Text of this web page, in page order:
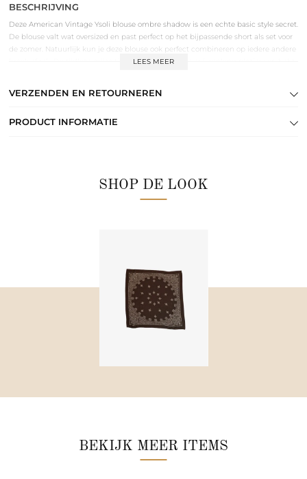
BESCHRIJVING
Deze American Vintage Ysoli blouse ombre shadow is een echte basic style secret.
De blouse valt wat oversized en past perfect op het bijpassende short als set voor
de zomer. Natuurlijk kun je deze blouse ook perfect combineren op iedere andere
broek of rok. De tijdloze grijze tint zorgt ervoor dat je er jarenlang plezier van hebt.
LEES MEER
VERZENDEN EN RETOURNEREN
PRODUCT INFORMATIE
SHOP DE LOOK
BEKIJK MEER ITEMS